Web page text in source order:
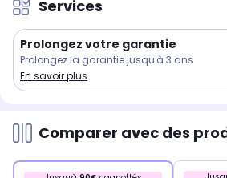
Services
Prolongez votre garantie
Prolongez la garantie jusqu'à 3 ans
En savoir plus
Comparer avec des